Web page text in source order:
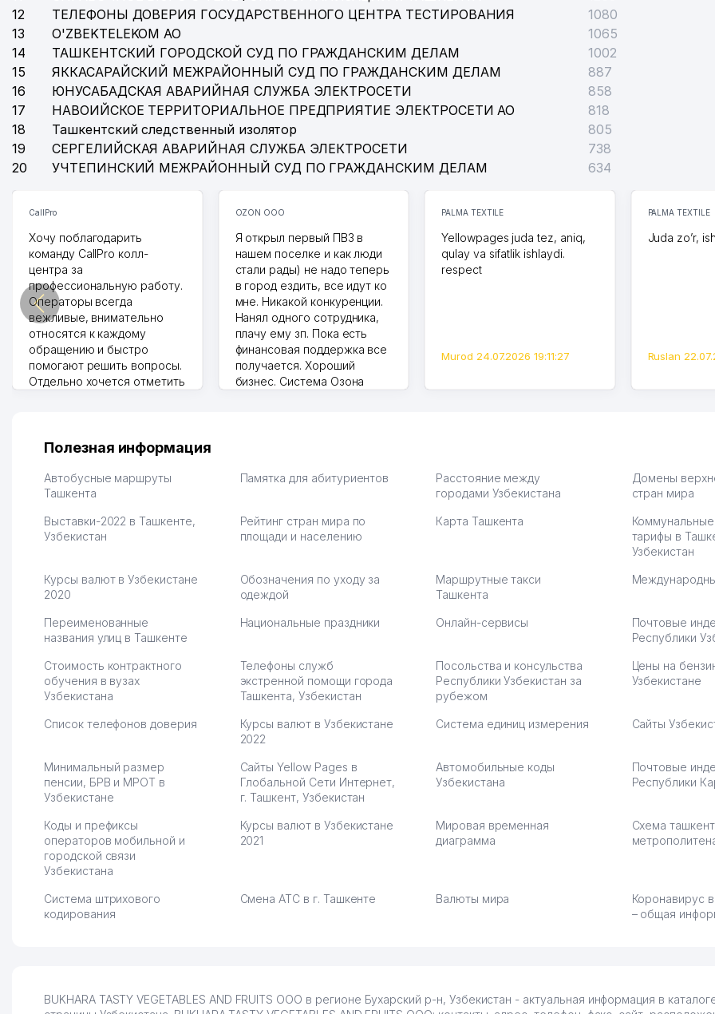
12
ТЕЛЕФОНЫ ДОВЕРИЯ ГОСУДАРСТВЕННОГО ЦЕНТРА ТЕСТИРОВАНИЯ
1080
13
O'ZBEKTELEKOM АО
1065
14
ТАШКЕНТСКИЙ ГОРОДСКОЙ СУД ПО ГРАЖДАНСКИМ ДЕЛАМ
1002
15
ЯККАСАРАЙСКИЙ МЕЖРАЙОННЫЙ СУД ПО ГРАЖДАНСКИМ ДЕЛАМ
887
16
ЮНУСАБАДСКАЯ АВАРИЙНАЯ СЛУЖБА ЭЛЕКТРОСЕТИ
858
17
НАВОИЙСКОЕ ТЕРРИТОРИАЛЬНОЕ ПРЕДПРИЯТИЕ ЭЛЕКТРОСЕТИ АО
818
18
Ташкентский следственный изолятор
805
19
СЕРГЕЛИЙСКАЯ АВАРИЙНАЯ СЛУЖБА ЭЛЕКТРОСЕТИ
738
20
УЧТЕПИНСКИЙ МЕЖРАЙОННЫЙ СУД ПО ГРАЖДАНСКИМ ДЕЛАМ 634
CallPro
Хочу поблагодарить
команду CallPro колл-
центра за
профессиональную работу.
Операторы всегда
вежливые, внимательно
относятся к каждому
обращению и быстро
помогают решить вопросы.
Отдельно хочется отметить
их работе значительно
обслуживания клиентов.
Рекомендую этот колл-
партнера для бизнеса.
Vip Brand 31.07.2026 11:43:39
OZON ООО
Я открыл первый ПВЗ в
нашем поселке и как люди
стали рады) не надо теперь
в город ездить, все идут ко
мне. Никакой конкуренции.
Нанял одного сотрудника,
плачу ему зп. Пока есть
финансовая поддержка все
получается. Хороший
бизнес. Система Озона
тут у нас уже есть ПВЗ.
Марат 27.07.2026 08:00:37
PALMA TEXTILE
Yellowpages juda tez, aniq,
qulay va sifatlik ishlaydi.
respect
Murod 24.07.2026 19:11:27
PALMA TEXTILE
Juda zo’r,
Ruslan
Полезная информация
Автобусные маршруты
Ташкента
Памятка для абитуриентов
Расстояние между
городами Узбекистана
Домены
стран мира
Выставки-2022 в Ташкенте,
Узбекистан
Рейтинг стран мира по
площади и населению
Карта Ташкента
тарифы в
Узбекистан
Курсы валют в Узбекистане
2020
Обозначения по уходу за
одеждой
Маршрутные такси
Ташкента
Переименованные
названия улиц в Ташкенте
Национальные праздники Онлайн-сервисы
Почтовые
Республики
Стоимость контрактного
обучения в вузах
Узбекистана
Телефоны служб
экстренной помощи города
Ташкента, Узбекистан
Посольства и консульства
Республики Узбекистан за
рубежом
Цены на
Узбекистане
Список телефонов доверия
Курсы валют в Узбекистане
2022
Система единиц измерения Сайты
Минимальный размер
пенсии, БРВ и МРОТ в
Узбекистане
Сайты Yellow Pages в
Глобальной Сети Интернет,
г. Ташкент, Узбекистан
Автомобильные коды
Узбекистана
Почтовые
Республики
Коды и префиксы
операторов мобильной и
городской связи
Узбекистана
Курсы валют в Узбекистане
2021
Мировая временная
диаграмма
Схема
Система штрихового
кодирования
Смена АТС в г. Ташкенте Валюты мира
Коронавирус
– общая
BUKHARA TASTY VEGETABLES AND FRUITS ООО в регионе Бухарский р-н, Узбекистан - актуальная информация в